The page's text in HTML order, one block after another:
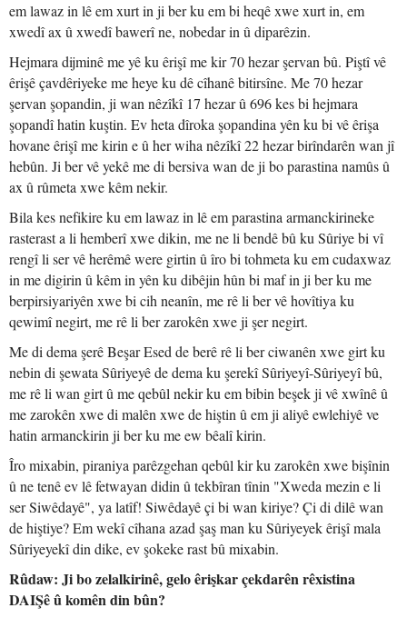
em lawaz in lê em xurt in ji ber ku em bi heqê xwe xurt in, em
xwedî ax û xwedî bawerî ne, nobedar in û diparêzin.
Hejmara dijminê me yê ku êrişî me kir 70 hezar şervan bû. Piştî vê
êrişê çavdêriyeke me heye ku dê cîhanê bitirsîne. Me 70 hezar
şervan şopandin, ji wan nêzîkî 17 hezar û 696 kes bi hejmara
şopandî hatin kuştin. Ev heta dîroka şopandina yên ku bi vê êrişa
hovane êrişî me kirin e û her wiha nêzîkî 22 hezar birîndarên wan jî
hebûn. Ji ber vê yekê me di bersiva wan de ji bo parastina namûs û
ax û rûmeta xwe kêm nekir.
Bila kes nefikire ku em lawaz in lê em parastina armanckirineke
rasterast a li hemberî xwe dikin, me ne li bendê bû ku Sûriye bi vî
rengî li ser vê herêmê were girtin û îro bi tohmeta ku em cudaxwaz
in me digirin û kêm in yên ku dibêjin hûn bi maf in ji ber ku me
berpirsiyariyên xwe bi cih neanîn, me rê li ber vê hovîtiya ku
qewimî negirt, me rê li ber zarokên xwe ji şer negirt.
Me di dema şerê Beşar Esed de berê rê li ber ciwanên xwe girt ku
nebin di şewata Sûriyeyê de dema ku şerekî Sûriyeyî-Sûriyeyî bû,
me rê li wan girt û me qebûl nekir ku em bibin beşek ji vê xwînê û
me zarokên xwe di malên xwe de hiştin û em ji aliyê ewlehiyê ve
hatin armanckirin ji ber ku me ew bêalî kirin.
Îro mixabin, piraniya parêzgehan qebûl kir ku zarokên xwe bişînin
û ne tenê ev lê fetwayan didin û tekbîran tînin "Xweda mezin e li
ser Siwêdayê", ya latîf! Siwêdayê çi bi wan kiriye? Çi di dilê wan
de hiştiye? Em wekî cîhana azad şaş man ku Sûriyeyek êrişî mala
Sûriyeyekî din dike, ev şokeke rast bû mixabin.
Rûdaw: Ji bo zelalkirinê, gelo êrişkar çekdarên rêxistina
DAIŞê û komên din bûn?